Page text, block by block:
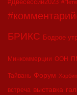
#Двесессии2023
БРИКС Бодрое
Минкоммерции ООН
Тайвань Форум Харбин
встреча выставка